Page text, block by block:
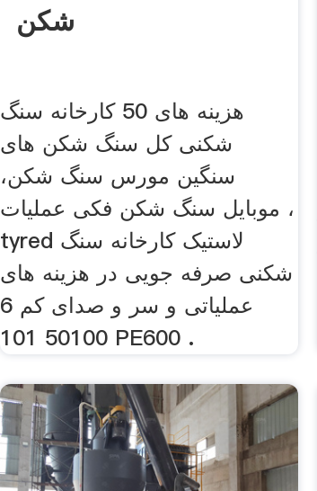
شکن
هزینه های 50 کارخانه سنگ
شکنی کل سنگ شکن های
سنگین مورس سنگ شکن،
موبایل سنگ شکن فکی عملیات ،
tyred لاستیک کارخانه سنگ
شکنی صرفه جویی در هزینه های
عملیاتی و سر و صدای کم 6
50100 101 PE600 .